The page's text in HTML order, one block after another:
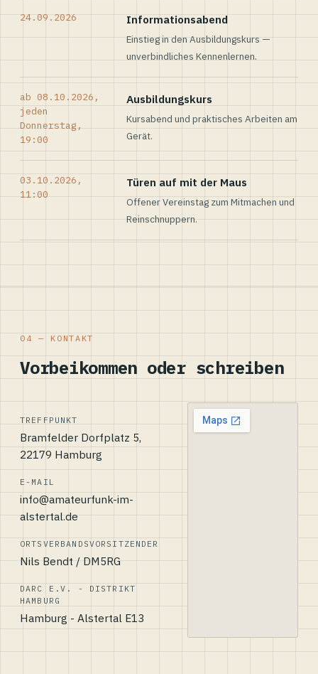
24.09.2026 Informationsabend
Einstieg in den Ausbildungskurs —
unverbindliches Kennenlernen.
ab 08.10.2026,
jeden
Donnerstag,
19:00
Ausbildungskurs
Kursabend und praktisches Arbeiten am
Gerät.
03.10.2026,
11:00
Türen auf mit der Maus
Offener Vereinstag zum Mitmachen und
Reinschnuppern.
04 — KONTAKT
Vorbeikommen oder schreiben
TREFFPUNKT
Bramfelder Dorfplatz 5,
22179 Hamburg
E-MAIL
info@amateurfunk-im-
alstertal.de
ORTSVERBANDSVORSITZENDER
Nils Bendt / DM5RG
DARC E.V. - DISTRIKT
HAMBURG
Hamburg - Alstertal E13